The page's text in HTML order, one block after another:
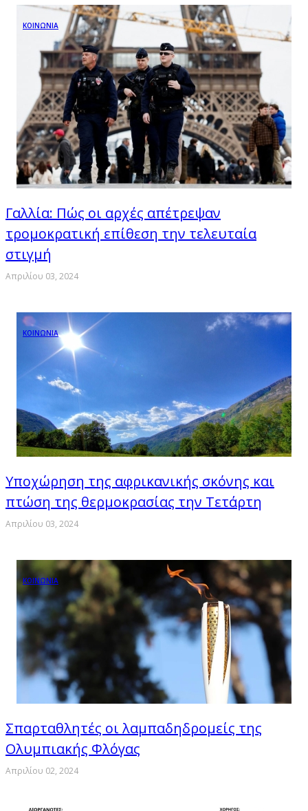
ΚΟΙΝΩΝΙΑ
Γαλλία: Πώς οι αρχές απέτρεψαν
τρομοκρατική επίθεση την τελευταία
στιγμή
Απριλίου 03, 2024
ΚΟΙΝΩΝΙΑ
Υποχώρηση της αφρικανικής σκόνης και
πτώση της θερμοκρασίας την Τετάρτη
Απριλίου 03, 2024
ΚΟΙΝΩΝΙΑ
Σπαρταθλητές οι λαμπαδηδρομείς της
Ολυμπιακής Φλόγας
Απριλίου 02, 2024